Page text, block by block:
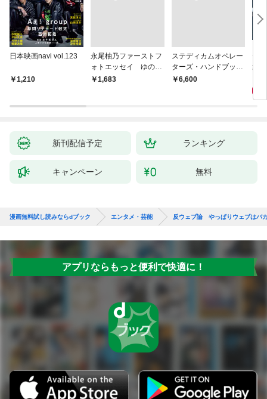
日本映画navi vol.123
1,210
永尾柚乃ファーストフ
ォトエッセイ ゆのも
のがたり
￥1,683
ステディカムオペレー
ターズ・ハンドブック
日本語版 電子版 第２
￥6,600
集
ウ
【
新刊配信予定 ランキング
キャンペーン 無料
漫画無料試し読みならdブック エンタメ・芸能 反ウェブ論 やっぱりウェブはバ
アプリならもっと便利で快適に！